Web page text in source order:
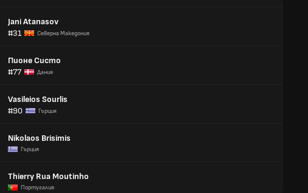
Jani Atanasov
#31
Северна Македония
Пионе Систо
#77
Дания
Vasileios Sourlis
#90
Гърция
Nikolaos Brisimis
Гърция
Thierry Rua Moutinho
Португалия